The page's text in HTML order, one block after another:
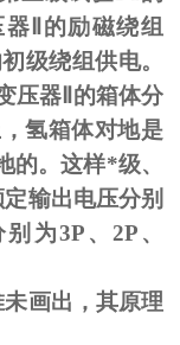
Ⅱ的励磁绕组
级绕组供电。
压器Ⅱ的箱体分
氢箱体对地是
的。这样*级、
输出电压分别
为3P、2P、
画出，其原理